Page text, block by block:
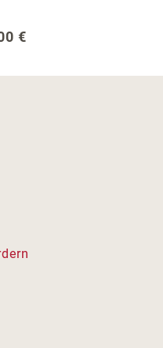
Preis:
€